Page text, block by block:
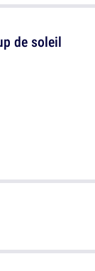
de soleil